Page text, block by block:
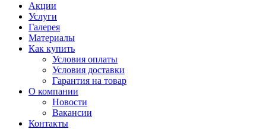
Акции
Услуги
Галерея
Материалы
Как купить
Условия оплаты
Условия доставки
Гарантия на товар
О компании
Новости
Вакансии
Контакты